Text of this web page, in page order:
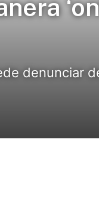
denunciar